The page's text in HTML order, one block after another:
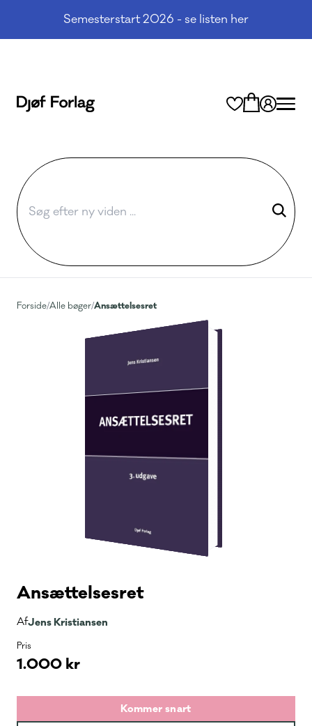
Semesterstart 2026 - se listen her
Forside/Alle bøger/Ansættelsesret
Ansættelsesret
AfJens Kristiansen
Pris
1.000 kr
Kommer snart